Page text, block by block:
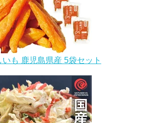
も 鹿児島県産 5袋セット